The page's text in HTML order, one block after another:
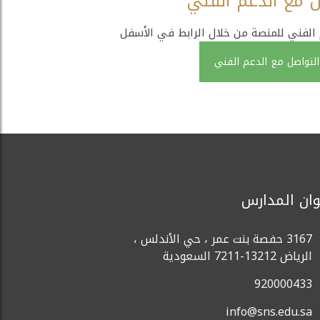
للمنصة من خلال الرابط في الأسفل
التواصل مع الدعم الفني
المدارس
3167 حفصة بنت عمر ، حي الأندلس ،
الرياض 13212-7211 السعودية
920000433
info@sns.edu.sa